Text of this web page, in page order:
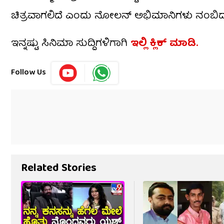
ಚಿತ್ರವಾಗಲಿದೆ ಎಂದು ನೋಲನ್ ಅಭಿಮಾನಿಗಳು
ಇನ್ನಷ್ಟು ಸಿನಿಮಾ ಸುದ್ದಿಗಳಿಗಾಗಿ ಇಲ್ಲಿ ಕ್ಲಿಕ್​ ಮಾಡಿ.
Follow Us
Related Stories